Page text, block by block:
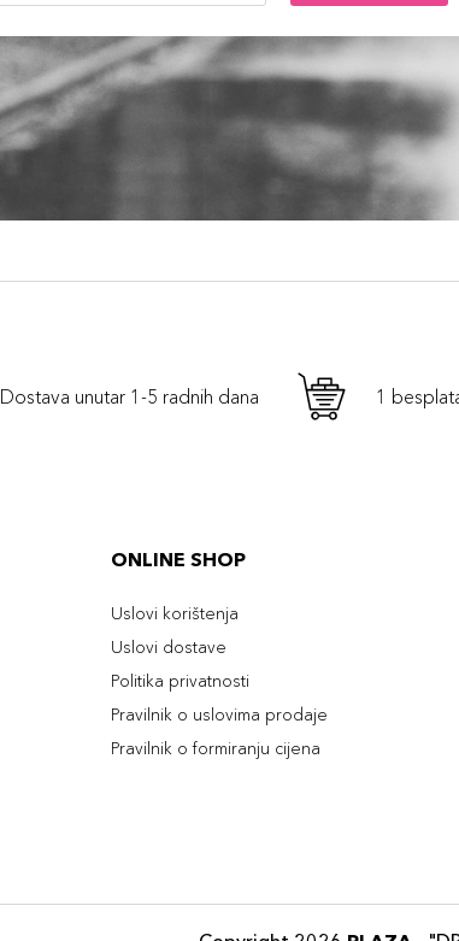
Dostava unutar 1-5 radnih dana 1
ONLINE SHOP
Uslovi korištenja
Uslovi dostave
Politika privatnosti
Pravilnik o uslovima prodaje
Pravilnik o formiranju cijena